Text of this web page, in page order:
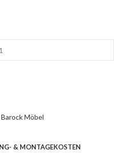
Barock Möbel
& MONTAGEKOSTEN